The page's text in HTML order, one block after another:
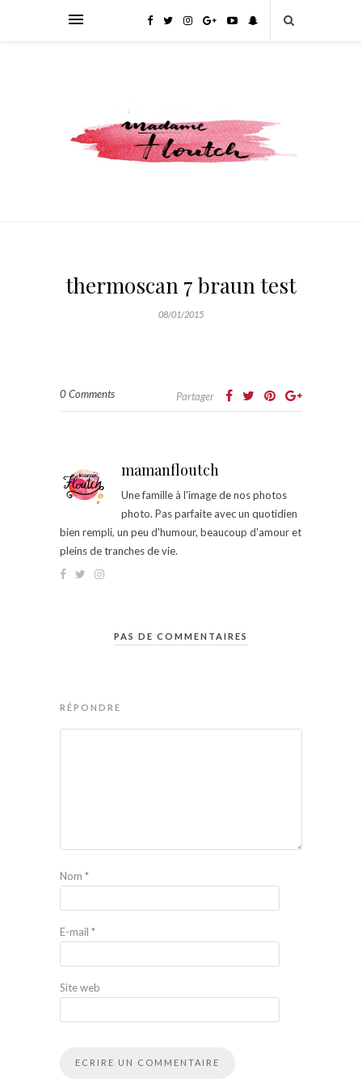
thermoscan 7 braun test
08/01/2015
0 Comments Partager
mamanfloutch
Une famille à l'image de nos photos
photo. Pas parfaite avec un quotidien
bien rempli, un peu d'humour, beaucoup d'amour et
pleins de tranches de vie.
PAS DE COMMENTAIRES
RÉPONDRE
Nom *
E-mail *
Site web